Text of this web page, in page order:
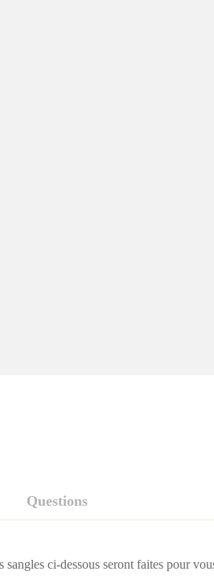
Questions
ci-dessous seront faites pour
clientsclients